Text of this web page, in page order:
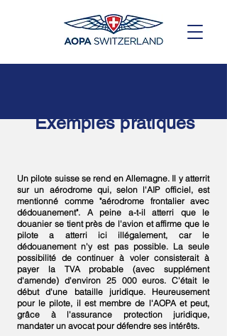
Exemples pratiques
Un pilote suisse se rend en Allemagne. Il y atterrit
sur un aérodrome qui, selon l'AIP officiel, est
mentionné comme "aérodrome frontalier avec
dédouanement". A peine a-t-il atterri que le
douanier se tient près de l'avion et affirme que le
pilote a atterri ici illégalement, car le
dédouanement n'y est pas possible. La seule
possibilité de continuer à voler consisterait à
payer la TVA probable (avec supplément
d'amende) d'environ 25 000 euros. C'était le
début d'une bataille juridique. Heureusement
pour le pilote, il est membre de l'AOPA et peut,
grâce à l'assurance protection juridique,
mandater un avocat pour défendre ses intérêts.